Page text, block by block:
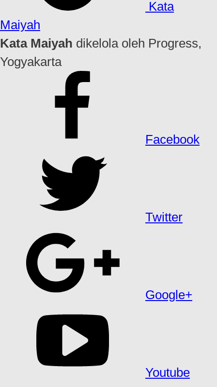
Kata
Maiyah
Kata Maiyah dikelola oleh Progress,
Yogyakarta
Facebook
Twitter
Google+
Youtube